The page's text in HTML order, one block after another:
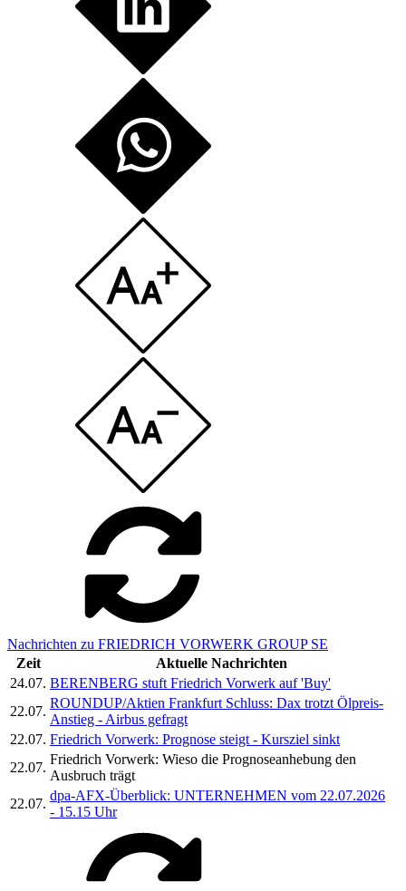
Nachrichten zu FRIEDRICH VORWERK GROUP SE
Zeit
Aktuelle Nachrichten
24.07. BERENBERG stuft Friedrich Vorwerk auf 'Buy'
22.07.
ROUNDUP/Aktien Frankfurt Schluss: Dax trotzt Ölpreis-
Anstieg - Airbus gefragt
22.07. Friedrich Vorwerk: Prognose steigt - Kursziel sinkt
22.07.
Friedrich Vorwerk: Wieso die Prognoseanhebung den
Ausbruch trägt
22.07.
dpa-AFX-Überblick: UNTERNEHMEN vom 22.07.2026
- 15.15 Uhr